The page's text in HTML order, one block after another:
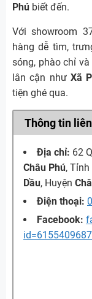
Phú biết đến.
Với showroom
hàng dễ tìm,
sóng, phào chỉ
lân cận như Xã
tiện ghé qua.
Thông tin
Địa chỉ: 62
Châu Phú, Tỉnh
Dầu, Huyện
Điện thoại:
Facebook: